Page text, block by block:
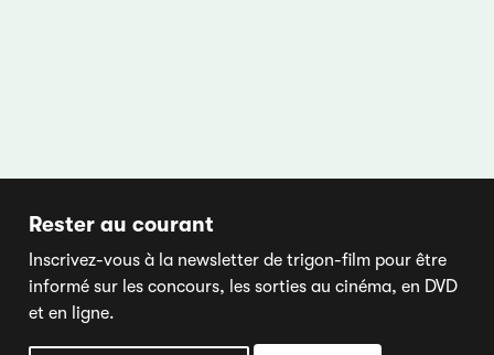
Rester au courant
Inscrivez-vous à la newsletter de trigon-film pour être
informé sur les concours, les sorties au cinéma, en DVD
et en ligne.